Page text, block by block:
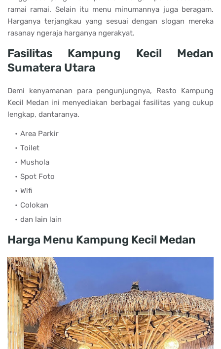
ramai ramai. Selain itu menu minumannya juga beragam.
Harganya terjangkau yang sesuai dengan slogan mereka
rasanay ngeraja harganya ngerakyat.
Fasilitas Kampung Kecil Medan
Sumatera Utara
Demi kenyamanan para pengunjungnya, Resto Kampung
Kecil Medan ini menyediakan berbagai fasilitas yang cukup
lengkap, dantaranya.
Area Parkir
Toilet
Mushola
Spot Foto
Wifi
Colokan
dan lain lain
Harga Menu Kampung Kecil Medan